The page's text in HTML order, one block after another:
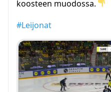
koosteen muodossa.
#Leijonat